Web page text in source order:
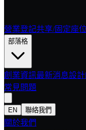
營業登記共享/固定座位
部落格
創業資訊最新消息設
常見問題
EN 聯絡我們
關於我們